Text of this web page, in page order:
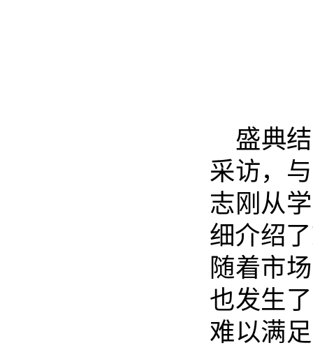
盛典
采访，
志刚从
细介绍
随着市
也发生
难以满